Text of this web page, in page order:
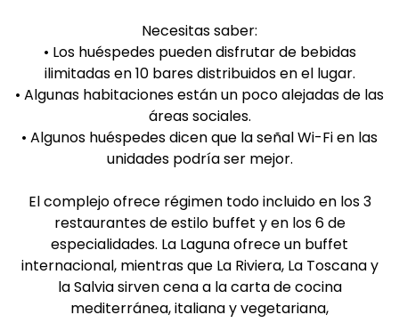
Necesitas saber:
• Los huéspedes pueden disfrutar de bebidas
ilimitadas en 10 bares distribuidos en el lugar.
• Algunas habitaciones están un poco alejadas de las
áreas sociales.
• Algunos huéspedes dicen que la señal Wi-Fi en las
unidades podría ser mejor.
El complejo ofrece régimen todo incluido en los 3
restaurantes de estilo buffet y en los 6 de
especialidades. La Laguna ofrece un buffet
internacional, mientras que La Riviera, La Toscana y
la Salvia sirven cena a la carta de cocina
mediterránea, italiana y vegetariana,